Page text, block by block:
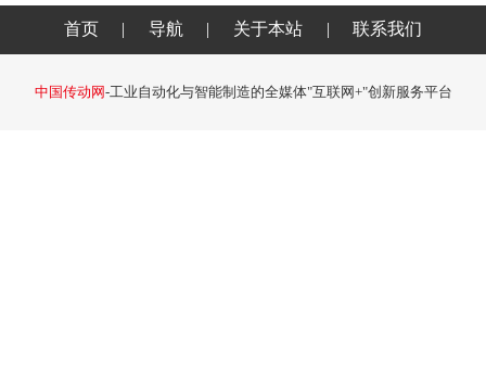
首页 | 导航 | 关于本站 | 联系我们
中国传动网-工业自动化与智能制造的全媒体"互联网+"创新服务平台